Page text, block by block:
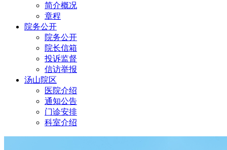
简介概况
章程
院务公开
院务公开
院长信箱
投诉监督
信访举报
汤山院区
医院介绍
通知公告
门诊安排
科室介绍